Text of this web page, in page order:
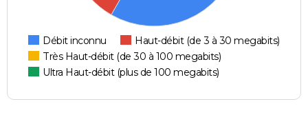
Débit inconnu
Haut-débit (de 3 à 30 megabits)
Très Haut-débit (de 30 à 100 megabits)
Ultra Haut-débit (plus de 100 megabits)